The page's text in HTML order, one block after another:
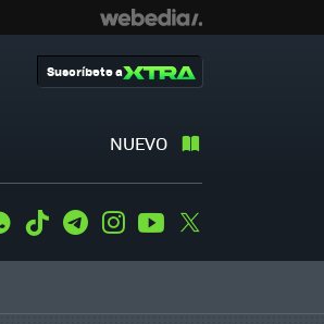
NUEVO
Suscríbete a
WhatsApp
Tiktok TelegramInstagramYoutube